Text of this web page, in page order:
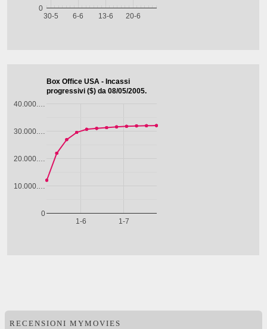
RECENSIONI MYMOVIES